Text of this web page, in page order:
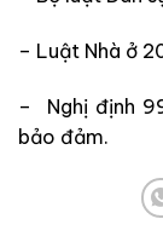
– Luật Nhà ở
– Nghị định
bảo đảm.